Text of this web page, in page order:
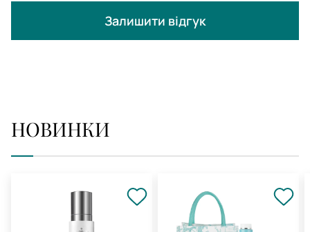
Залишити відгук
НОВИНКИ